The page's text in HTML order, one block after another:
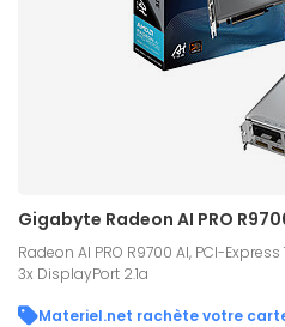
Gigabyte Radeon AI PRO
Radeon AI PRO R9700 AI, PCI-Express
3x DisplayPort 2.1a
Materiel.net rachète votre